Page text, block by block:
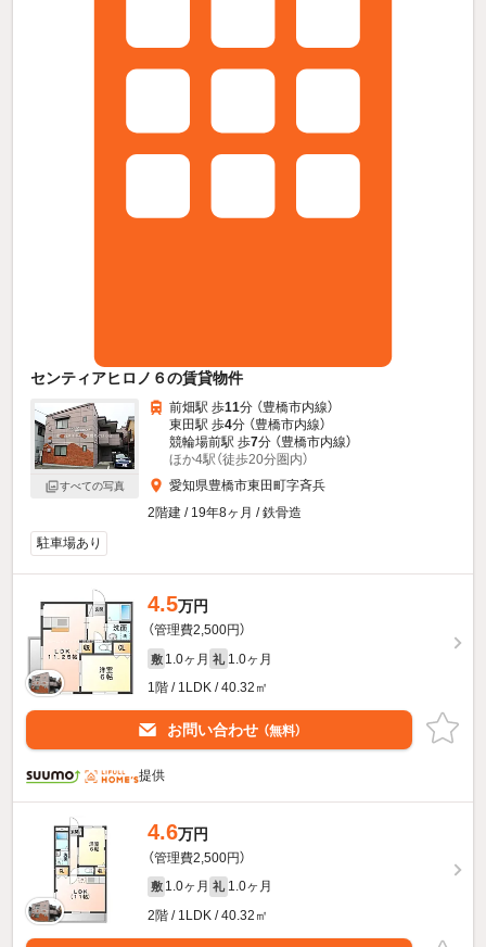
センティアヒロノ６の賃貸物件
すべての写真
前畑駅 歩11分 （豊橋市内線）
東田駅 歩4分 （豊橋市内線）
競輪場前駅 歩7分 （豊橋市内線）
ほか4駅（徒歩20分圏内）
愛知県豊橋市東田町字斉兵
2階建 / 19年8ヶ月 / 鉄骨造
駐車場あり
4.5万円
（管理費2,500円）
敷 1.0ヶ月 礼 1.0ヶ月
1階 / 1LDK / 40.32㎡
お問い合わせ （無料）
提供
4.6万円
（管理費2,500円）
敷 1.0ヶ月 礼 1.0ヶ月
2階 / 1LDK / 40.32㎡